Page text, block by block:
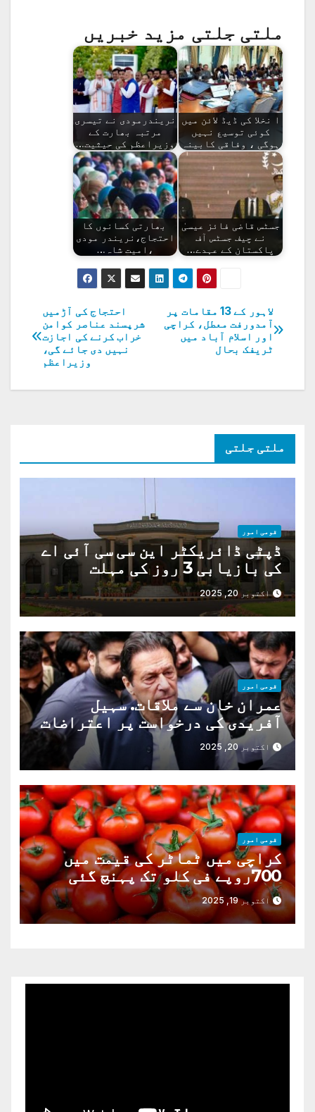
ملتی جلتی مزید خبریں
ا نخلا کی ڈیڈ لائن میں
کوئی توسیع نہیں
ہوگی ، وفاقی کابینہ
نریندرمودی نے تیسری
مرتبہ بھارت کے
وزیراعظم کی حیثیت…
جسٹس قاضی فائز عیسیٰ
نے چیف جسٹس آف
پاکستان کے عہدے…
بھارتی کسانوں کا
احتجاج،نریندر مودی
،امیت شاہ…
پوسٹوں
کی
احتجاج کی آڑمیں
شرپسند عناصر کوامن
خراب کرنے کی اجازت
نہیں دی جائے گی،
وزیراعظم
لاہور کے 13 مقامات پر
آمدورفت معطل، کراچی
اور اسلام آباد میں
ٹریفک بحال
ملتی جلتی
قومی امور
ڈپٹی ڈائریکٹر این سی سی آئی اے
کی بازیابی 3 روز کی مہلت
اکتوبر 20, 2025
قومی امور
عمران خان سے ملاقات. سہیل
آفریدی کی درخواست پر اعتراضات
دوراکتوبر 20, 2025
قومی امور
کراچی میں ٹماٹر کی قیمت میں
700روپے فی کلو تک پہنچ گئی
اکتوبر 19, 2025